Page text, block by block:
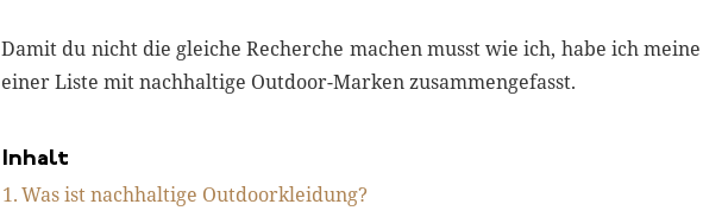
Damit du nicht die gleiche Recherche machen musst wie ich, habe ich
einer Liste mit nachhaltige Outdoor-Marken zusammengefasst.
Inhalt
Was ist nachhaltige Outdoorkleidung?